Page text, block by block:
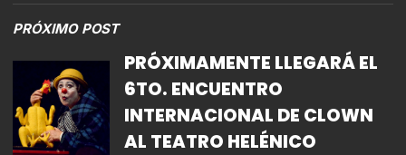
PRÓXIMO POST
PRÓXIMAMENTE LLEGARÁ EL
6TO. ENCUENTRO
INTERNACIONAL DE CLOWN
AL TEATRO HELÉNICO